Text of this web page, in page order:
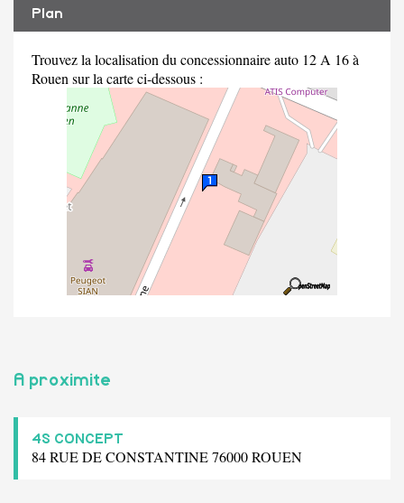
Plan
Trouvez la localisation du concessionnaire auto 12 A 16 à
Rouen sur la carte ci-dessous :
A proximite
4S CONCEPT
84 RUE DE CONSTANTINE 76000 ROUEN